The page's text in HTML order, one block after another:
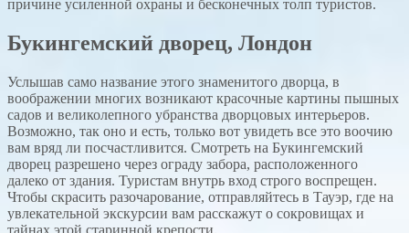
причине усиленной охраны и бесконечных толп туристов.
Букингемский дворец, Лондон
Услышав само название этого знаменитого дворца, в
воображении многих возникают красочные картины пышных
садов и великолепного убранства дворцовых интерьеров.
Возможно, так оно и есть, только вот увидеть все это воочию
вам вряд ли посчастливится. Смотреть на Букингемский
дворец разрешено через ограду забора, расположенного
далеко от здания. Туристам внутрь вход строго воспрещен.
Чтобы скрасить разочарование, отправляйтесь в Тауэр, где на
увлекательной экскурсии вам расскажут о сокровищах и
тайнах этой старинной крепости.